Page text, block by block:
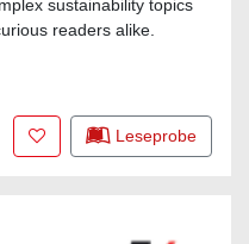
sustainability topics
readers alike.
Zur Merkliste hinzufügen
Leseprobe